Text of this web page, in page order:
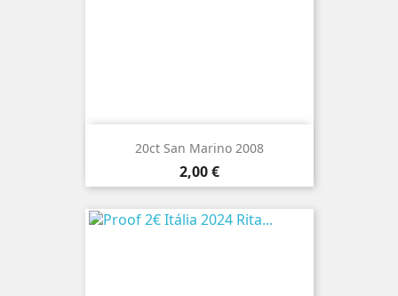
20ct San Marino 2008
Preço
2,00 €